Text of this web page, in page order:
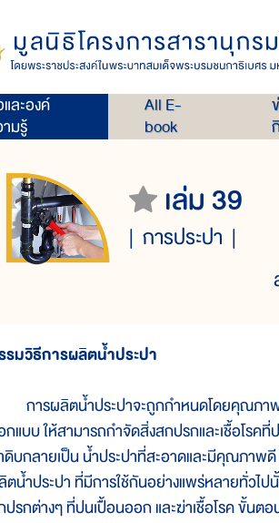
ละองค์
มรู้
All E-
book
เล่ม 39
การประปา
รมวิธีการผลิตน้ำประปา
รผลิตน้ำประปาจะถูกกำหนดโดยคุณภาพข
แบบ ให้สามารถกำจัดสิ่งสกปรกและเชื้อโรค
บกลายเป็น น้ำประปาที่สะอาดและมีคุณภาพ
น้ำประปา ที่มีการใช้กันอย่างแพร่หลายทั่วไป
รกต่างๆ ที่ปนเปื้อนออก และฆ่าเชื้อโรค ขั้นต